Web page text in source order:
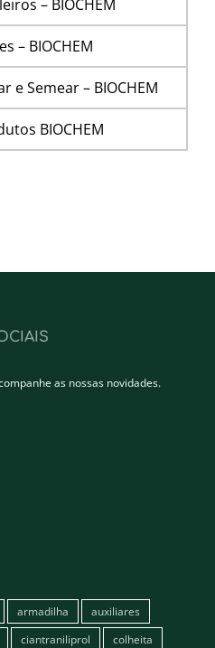
– BIOCHEM
– BIOCHEM
e Semear – BIOCHEM
BIOCHEM
as nossas novidades.
armadilha
auxiliares
ciantraniliprol
colheita